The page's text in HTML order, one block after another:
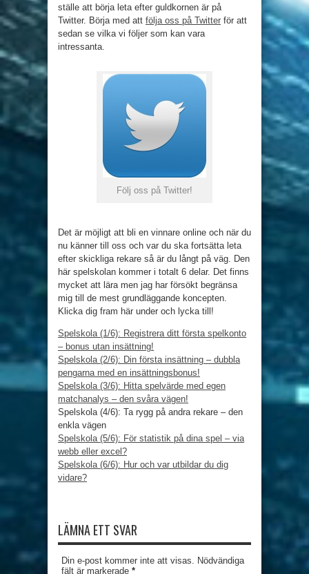
ställe att börja leta efter guldkornen är på
Twitter. Börja med att följa oss på Twitter för att
sedan se vilka vi följer som kan vara
intressanta.
Följ oss på Twitter!
Det är möjligt att bli en vinnare online och när du
nu känner till oss och var du ska fortsätta leta
efter skickliga rekare så är du långt på väg. Den
här spelskolan kommer i totalt 6 delar. Det finns
mycket att lära men jag har försökt begränsa
mig till de mest grundläggande koncepten.
Klicka dig fram här under och lycka till!
Spelskola (1/6): Registrera ditt första spelkonto
– bonus utan insättning!
Spelskola (2/6): Din första insättning – dubbla
pengarna med en insättningsbonus!
Spelskola (3/6): Hitta spelvärde med egen
matchanalys – den svåra vägen!
Spelskola (4/6): Ta rygg på andra rekare – den
enkla vägen
Spelskola (5/6): För statistik på dina spel – via
webb eller excel?
Spelskola (6/6): Hur och var utbildar du dig
vidare?
LÄMNA ETT SVAR
Din e-post kommer inte att visas. Nödvändiga
fält är markerade *